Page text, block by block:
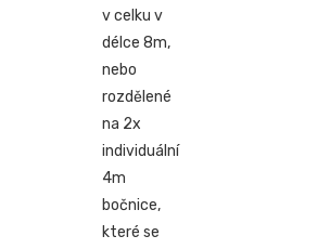
v celku v
délce 8m,
nebo
rozdělené
na 2x
individuální
4m
bočnice,
které se